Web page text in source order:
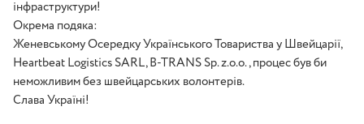
інфраструктури!
Окрема подяка:
Женевському Осередку Українського Товариства у Швейцарії,
Heartbeat Logistics SARL, B-TRANS Sp. z.o.o., процес був би
неможливим без швейцарських волонтерів.
Слава Україні!